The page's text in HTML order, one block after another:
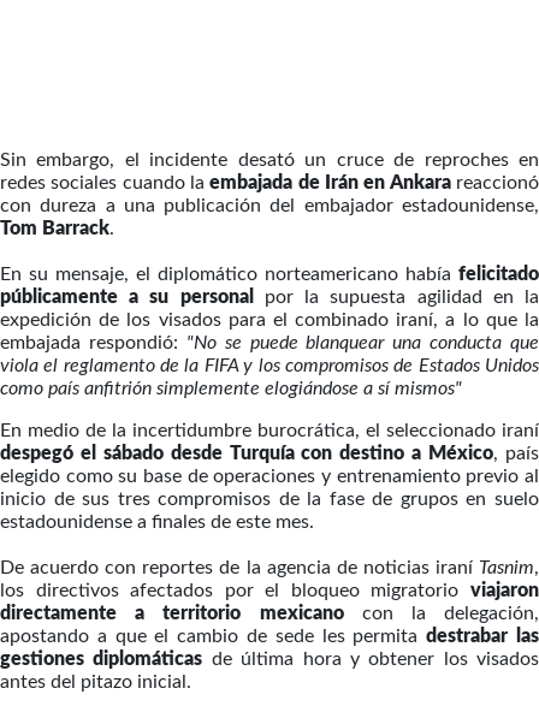
Sin embargo, el incidente desató un cruce de reproches en
redes sociales cuando laembajada de Irán en Ankarareaccionó
con dureza a una publicación del embajador estadounidense,
Tom Barrack.
En su mensaje, el diplomático norteamericano había felicitado
públicamente a su personal
por la supuesta agilidad en la
expedición de los visados para el combinado iraní, a lo que la
embajada respondió: "No se puede blanquear una conducta que
viola el reglamento de la FIFA y los compromisos de Estados Unidos
como país anfitrión simplemente elogiándose a sí mismos"
En medio de la incertidumbre burocrática, el seleccionado iraní
despegó el sábado desde Turquía con destino a México, país
elegido como su base de operaciones y entrenamiento previo al
inicio de sus tres compromisos de la fase de grupos en suelo
estadounidense a finales de este mes.
De acuerdo con reportes de la agencia de noticias iraní Tasnim,
los directivos afectados por el bloqueo migratorio viajaron
directamente a territorio mexicanocon la delegación,
apostando a que el cambio de sede les permitadestrabar las
gestiones diplomáticas de última hora y obtener los visados
antes del pitazo inicial.